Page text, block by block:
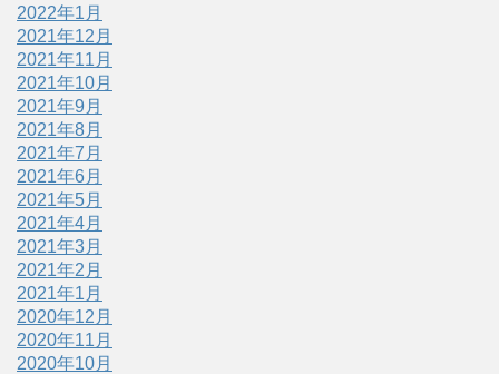
2022年1月
2021年12月
2021年11月
2021年10月
2021年9月
2021年8月
2021年7月
2021年6月
2021年5月
2021年4月
2021年3月
2021年2月
2021年1月
2020年12月
2020年11月
2020年10月